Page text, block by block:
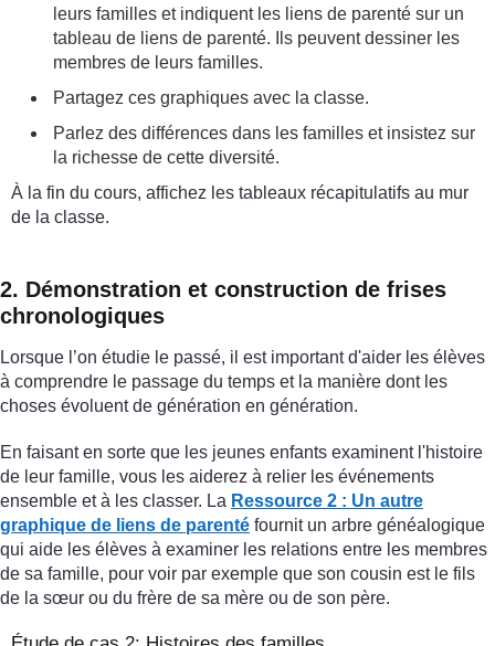
leurs familles et indiquent les liens de parenté sur un
tableau de liens de parenté. Ils peuvent dessiner les
membres de leurs familles.
Partagez ces graphiques avec la classe.
Parlez des différences dans les familles et insistez sur
la richesse de cette diversité.
À la fin du cours, affichez les tableaux récapitulatifs au mur
de la classe.
2. Démonstration et construction de frises
chronologiques
Lorsque l’on étudie le passé, il est important d'aider les élèves
à comprendre le passage du temps et la manière dont les
choses évoluent de génération en génération.
En faisant en sorte que les jeunes enfants examinent l'histoire
de leur famille, vous les aiderez à relier les événements
ensemble et à les classer. La Ressource 2 : Un autre
graphique de liens de parenté fournit un arbre généalogique
qui aide les élèves à examiner les relations entre les membres
de sa famille, pour voir par exemple que son cousin est le fils
de la sœur ou du frère de sa mère ou de son père.